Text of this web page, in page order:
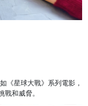
《星球大戰》系列電影，
戰和威脅。